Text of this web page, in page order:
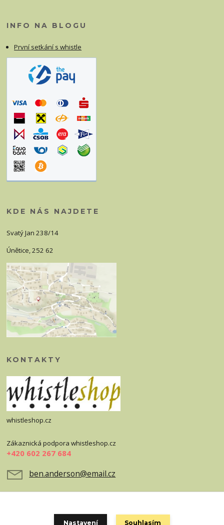
INFO NA BLOGU
První setkání s whistle
KDE NÁS NAJDETE
Svatý Jan 238/14
Únětice, 252 62
KONTAKTY
whistleshop.cz
Zákaznická podpora whistleshop.cz
+420 602 267 684
ben.anderson@email.cz
Nastavení Souhlasím